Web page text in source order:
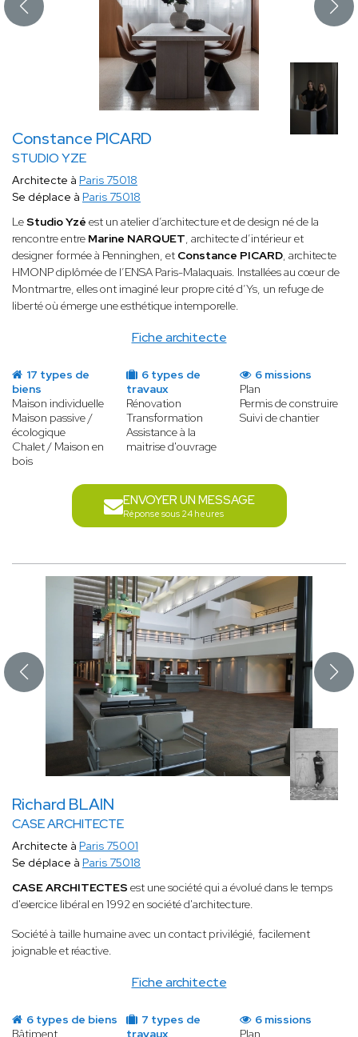
Constance PICARD
STUDIO YZE
Fiche architecte
Architecte à Paris 75018
Se déplace à Paris 75018
LeStudio Yzé est un atelier d’architecture et de design né de la
rencontre entre Marine NARQUET, architecte d’intérieur et
designer formée à Penninghen, et Constance PICARD, architecte
HMONP diplômée de l’ENSA Paris-Malaquais. Installées au cœur de
Montmartre, elles ont imaginé leur propre cité d’Ys, un refuge de
liberté où émerge une esthétique intemporelle.
17 types de
biens
Maison individuelle
Maison passive /
écologique
Chalet / Maison en
bois
6 types de
travaux
Rénovation
Transformation
Assistance à la
maitrise d'ouvrage
6 missions
Plan
Permis de construire
Suivi de chantier
ENVOYER UN MESSAGE
Réponse sous 24 heures
Richard BLAIN
CASE ARCHITECTE
Fiche architecte
Architecte à Paris 75001
Se déplace à Paris 75018
CASE ARCHITECTES est une société qui a évolué dans le temps
d'exercice libéral en 1992 en société d'architecture.
Société à taille humaine avec un contact privilégié, facilement
joignable et réactive.
6 types de biens
7 types de
6 missions